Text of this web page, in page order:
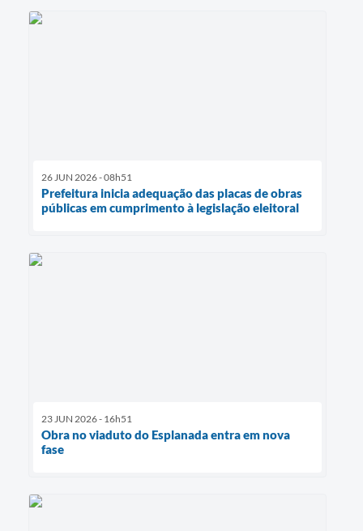
26 JUN 2026 - 08h51
Prefeitura inicia adequação das placas de obras
públicas em cumprimento à legislação eleitoral
23 JUN 2026 - 16h51
Obra no viaduto do Esplanada entra em nova
fase